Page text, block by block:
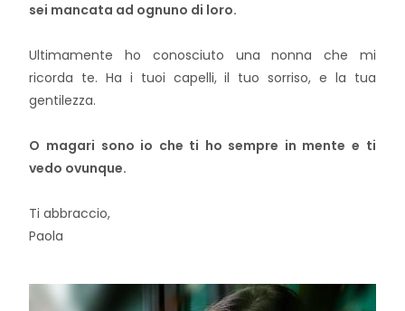
sei mancata ad ognuno di loro.
Ultimamente ho conosciuto una nonna che mi
ricorda te. Ha i tuoi capelli, il tuo sorriso, e la tua
gentilezza.
O magari sono io che ti ho sempre in mente e ti
vedo ovunque.
Ti abbraccio,
Paola